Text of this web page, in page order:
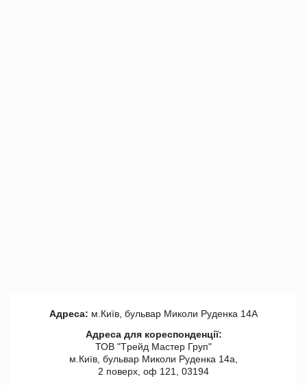
Адреса: м.Київ, бульвар Миколи Руденка 14А
Адреса для кореспонденції:
ТОВ "Tрейд Мастер Груп"
м.Київ, бульвар Миколи Руденка 14а,
2 поверх, оф 121, 03194